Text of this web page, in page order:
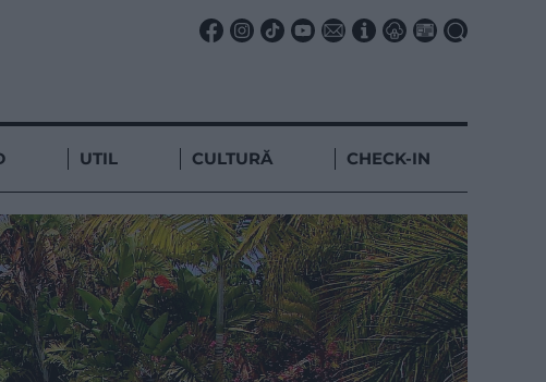
UTIL CULTURĂ CHECK-IN